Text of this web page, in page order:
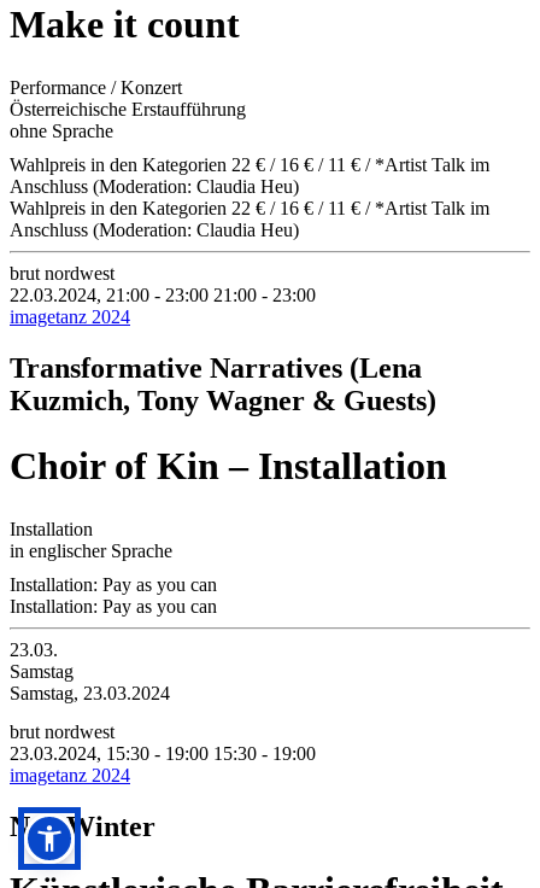
Make it count
Performance / Konzert
Österreichische Erstaufführung
ohne Sprache
Wahlpreis in den Kategorien 22 € / 16 € / 11 € / *Artist Talk im
Anschluss (Moderation: Claudia Heu)
Wahlpreis in den Kategorien 22 € / 16 € / 11 € / *Artist Talk im
Anschluss (Moderation: Claudia Heu)
brut nordwest
22.03.2024, 21:00 - 23:00 21:00 - 23:00
imagetanz 2024
Transformative Narratives (Lena
Kuzmich, Tony Wagner & Guests)
Choir of Kin – Installation
Installation
in englischer Sprache
Installation: Pay as you can
Installation: Pay as you can
23.03.
Samstag
Samstag, 23.03.2024
brut nordwest
23.03.2024, 15:30 - 19:00 15:30 - 19:00
imagetanz 2024
Noa Winter